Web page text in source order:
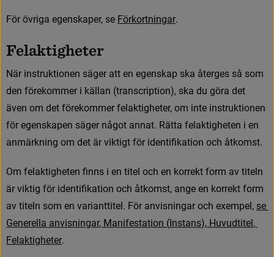
För övriga egenskaper, se Förkortningar.
Felaktigheter
När instruktionen säger att en egenskap ska återges så som
den förekommer i källan (transcription), ska du göra det
även om det förekommer felaktigheter, om inte instruktionen
för egenskapen säger något annat. Rätta felaktigheten i en
anmärkning om det är viktigt för identifkation och åtkomst.
Om felaktigheten fnns i en titel och en korrekt form av titeln
är viktig för identifkation och åtkomst, ange en korrekt form
av titeln som en varianttitel. För anvisningar och exempel, se
Generella anvisningar, Manifestation (Instans), Huvudtitel,
Felaktigheter.